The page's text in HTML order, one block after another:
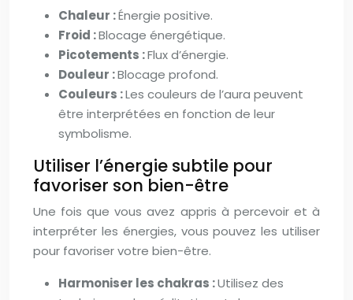
Chaleur :Énergie positive.
Froid :Blocage énergétique.
Picotements :Flux d’énergie.
Douleur :Blocage profond.
Couleurs :Les couleurs de l’aura peuvent
être interprétées en fonction de leur
symbolisme.
Utiliser l’énergie subtile pour
favoriser son bien-être
Une fois que vous avez appris à percevoir et à
interpréter les énergies, vous pouvez les utiliser
pour favoriser votre bien-être.
Harmoniser les chakras :Utilisez des